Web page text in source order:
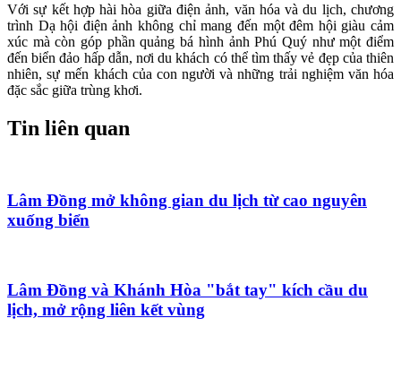
Với sự kết hợp hài hòa giữa điện ảnh, văn hóa và du lịch, chương
trình Dạ hội điện ảnh không chỉ mang đến một đêm hội giàu cảm
xúc mà còn góp phần quảng bá hình ảnh Phú Quý như một điểm
đến biển đảo hấp dẫn, nơi du khách có thể tìm thấy vẻ đẹp của thiên
nhiên, sự mến khách của con người và những trải nghiệm văn hóa
đặc sắc giữa trùng khơi.
Tin liên quan
Lâm Đồng mở không gian du lịch từ cao nguyên
xuống biển
Lâm Đồng và Khánh Hòa "bắt tay" kích cầu du
lịch, mở rộng liên kết vùng